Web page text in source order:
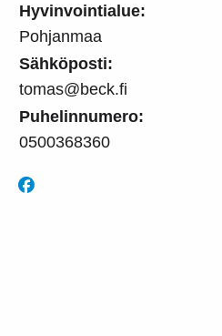
Hyvinvointialue:
Pohjanmaa
Sähköposti:
tomas@beck.fi
Puhelinnumero:
0500368360